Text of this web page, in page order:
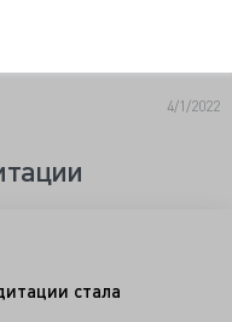
4/1/2022
стала